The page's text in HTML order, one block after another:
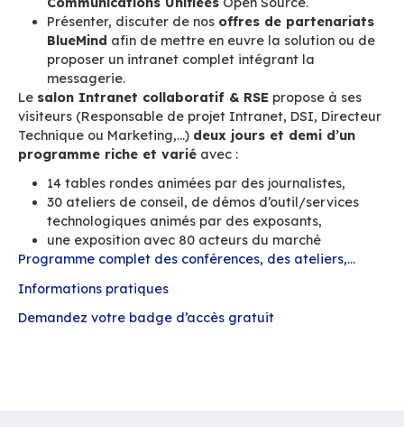
collaborative made in France. Pendant ces
nous aurons l’occasion de :
Vous accueillir sur notre stand et vous
solution de messagerie collaborative
véritable alternative française à
…
Animer des
démonstrations
de la 1ère
Communications UnifiéesOpen Source.
Présenter, discuter de nosoffres de
BlueMindafin de mettre en euvre la
proposer un intranet complet intégrant la
messagerie.
Lesalon Intranet collaboratif & RSE